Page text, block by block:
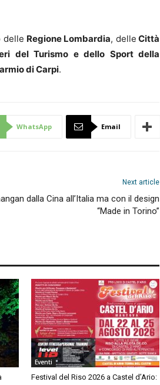
delle Regione Lombardia, delle Città
del Turismo e dello Sport della
di Carpi.
WhatsApp Email
Next article
dalla Cina all’Italia ma con il design
“Made in Torino”
Eventi
Festival del Riso 2026 a Castel d’Ario: